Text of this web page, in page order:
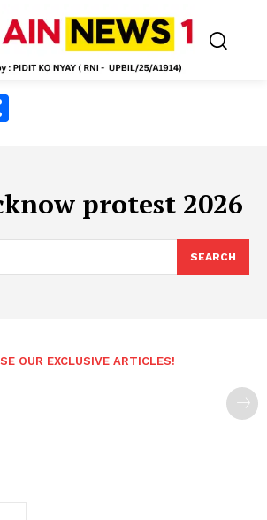
protest 2026
SEARCH
OUR EXCLUSIVE ARTICLES!